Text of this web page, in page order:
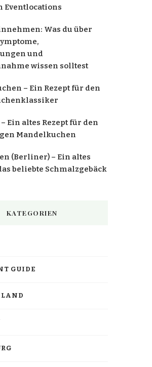
Eventlocations
Was du über
und
wissen solltest
– Ein Rezept für den
Ein altes Rezept für den
Mandelkuchen
(Berliner) – Ein altes
beliebte Schmalzgebäck
KATEGORIEN
GUIDE